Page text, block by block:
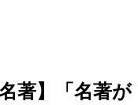
著】「名著が